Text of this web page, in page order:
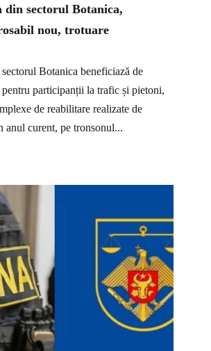
din sectorul Botanica,
nou, trotuare
Botanica beneficiază de
participanții la trafic și pietoni,
de reabilitare realizate de
anul curent, pe tronsonul...